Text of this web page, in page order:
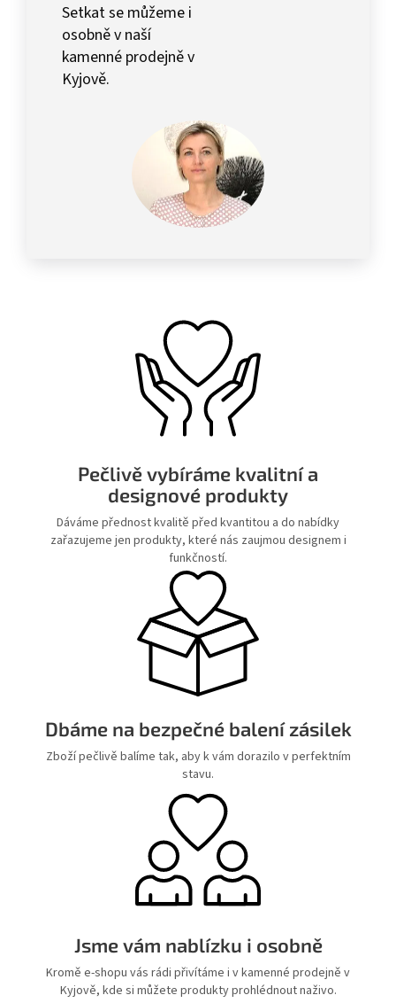
Setkat se můžeme i
osobně v naší
kamenné prodejně v
Kyjově.
Pečlivě vybíráme kvalitní a
designové produkty
Dáváme přednost kvalitě před kvantitou a do nabídky
zařazujeme jen produkty, které nás zaujmou designem i
funkčností.
Dbáme na bezpečné balení zásilek
Zboží pečlivě balíme tak, aby k vám dorazilo v perfektním
stavu.
Jsme vám nablízku i osobně
Kromě e-shopu vás rádi přivítáme i v kamenné prodejně v
Kyjově, kde si můžete produkty prohlédnout naživo.